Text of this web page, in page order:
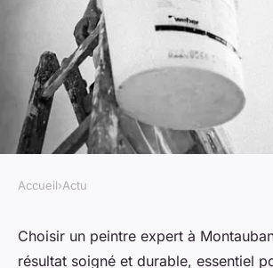
Peintre montauban :
Accueil›Actu
Choisir un peintre expert à
résultat soigné et durable, essentiel